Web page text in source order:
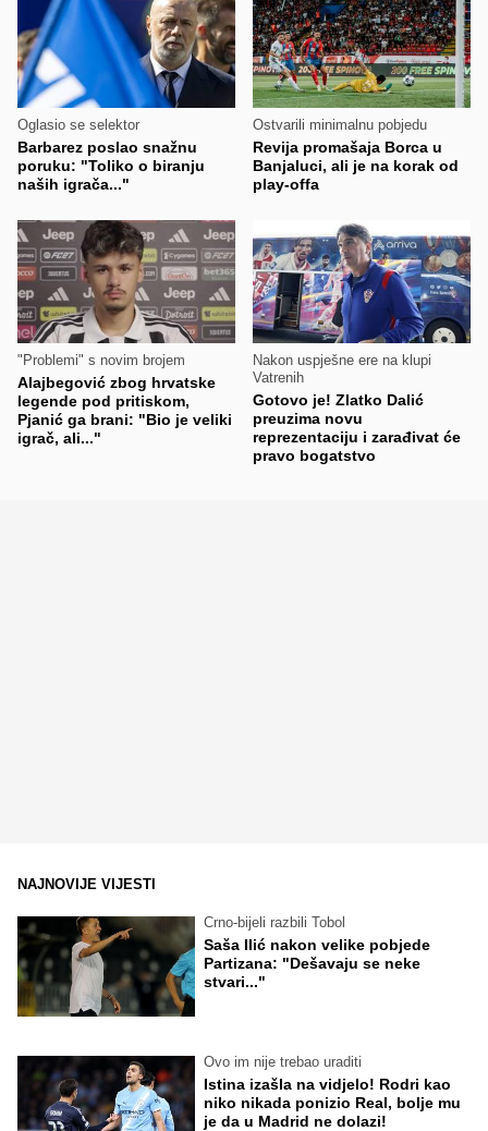
Oglasio se selektor
Barbarez poslao snažnu
poruku: "Toliko o biranju
naših igrača..."
Ostvarili minimalnu pobjedu
Revija promašaja Borca u
Banjaluci, ali je na korak od
play-offa
"Problemi" s novim brojem
Alajbegović zbog hrvatske
legende pod pritiskom,
Pjanić ga brani: "Bio je veliki
igrač, ali..."
Nakon uspješne ere na klupi
Vatrenih
Gotovo je! Zlatko Dalić
preuzima novu
reprezentaciju i zarađivat će
pravo bogatstvo
NAJNOVIJE VIJESTI
Crno-bijeli razbili Tobol
Saša Ilić nakon velike pobjede
Partizana: "Dešavaju se neke
stvari..."
Ovo im nije trebao uraditi
Istina izašla na vidjelo! Rodri kao
niko nikada ponizio Real, bolje mu
je da u Madrid ne dolazi!